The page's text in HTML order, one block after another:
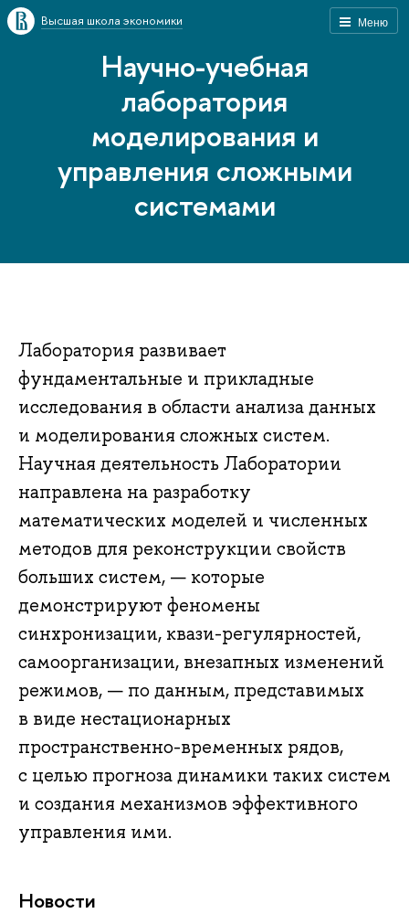
Меню
Высшая школа экономики
Научно-учебная
лаборатория
моделирования и
управления сложными
системами
Лаборатория развивает
фундаментальные и прикладные
исследования в области анализа данных
и моделирования сложных систем.
Научная деятельность Лаборатории
направлена на разработку
математических моделей и численных
методов для реконструкции свойств
больших систем, — которые
демонстрируют феномены
синхронизации, квази-регулярностей,
самоорганизации, внезапных изменений
режимов, — по данным, представимых
в виде нестационарных
пространственно-временных рядов,
с целью прогноза динамики таких систем
и создания механизмов эффективного
управления ими.
Новости